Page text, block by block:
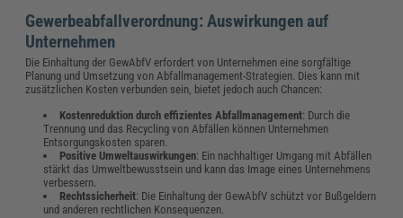
Gewerbeabfallverordnung: Auswirkungen auf
Unternehmen
Die Einhaltung der GewAbfV erfordert von Unternehmen eine sorgfältige
Planung und Umsetzung von Abfallmanagement-Strategien. Dies kann mit
zusätzlichen Kosten verbunden sein, bietet jedoch auch Chancen:
Kostenreduktion durch effizientes Abfallmanagement: Durch die
Trennung und das Recycling von Abfällen können Unternehmen
Entsorgungskosten sparen.
Positive Umweltauswirkungen: Ein nachhaltiger Umgang mit Abfällen
stärkt das Umweltbewusstsein und kann das Image eines Unternehmens
verbessern.
Rechtssicherheit: Die Einhaltung der GewAbfV schützt vor Bußgeldern
und anderen rechtlichen Konsequenzen.